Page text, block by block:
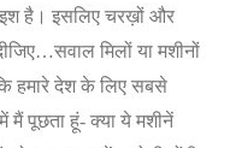
है। इसलिए चरख़ों और
मिलों या मशीनों
हमारे देश के लिए सबसे
मैं पूछता हूं- क्या ये मशीनें